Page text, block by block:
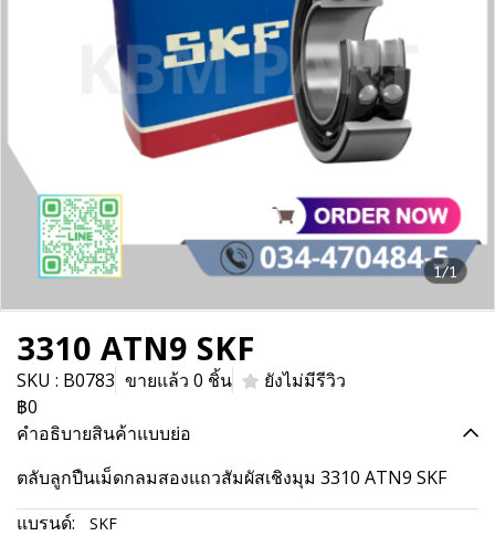
1/1
3310 ATN9 SKF
SKU : B0783 ขายแล้ว 0 ชิ้น
ยังไม่มีรีวิว
฿0
คำอธิบายสินค้าแบบย่อ
ตลับลูกปืนเม็ดกลมสองแถวสัมผัสเชิงมุม 3310 ATN9 SKF
แบรนด์:
SKF